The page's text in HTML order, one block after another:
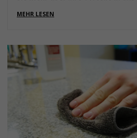
MEHR LESEN